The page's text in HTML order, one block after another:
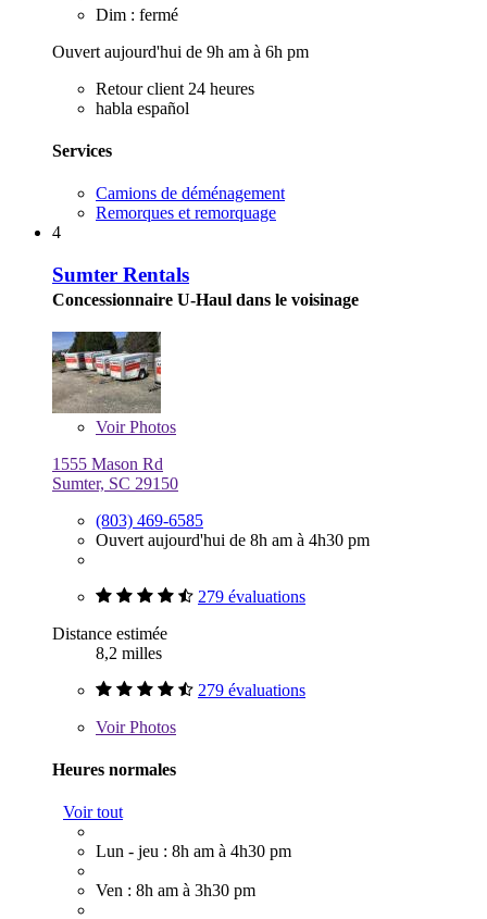
Dim : fermé
Ouvert aujourd'hui de 9h am à 6h pm
Retour client 24 heures
habla español
Services
Camions de déménagement
Remorques et remorquage
4
Sumter Rentals
Concessionnaire U-Haul dans le voisinage
VoirPhotos
1555 Mason Rd
Sumter, SC 29150
(803) 469-6585
Ouvert aujourd'hui de 8h am à 4h30 pm
279 évaluations
Distance estimée
8,2 milles
279 évaluations
VoirPhotos
Heures normales
Voir tout
Lun - jeu : 8h am à 4h30 pm
Ven : 8h am à 3h30 pm